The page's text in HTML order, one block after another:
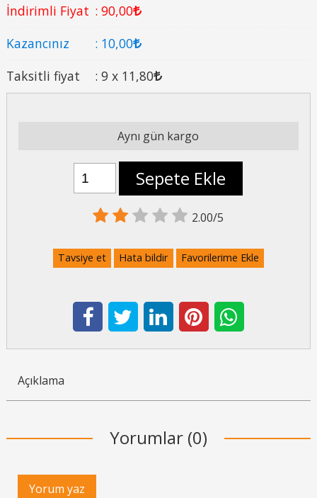
İndirimli Fiyat : 90,00
Kazancınız
: 10,00
Taksitli fiyat
: 9 x 11,80
Aynı gün kargo
Sepete Ekle
2.00/5
Tavsiye et Hata bildir Favorilerime Ekle
Açıklama
Yorumlar (0)
Yorum yaz